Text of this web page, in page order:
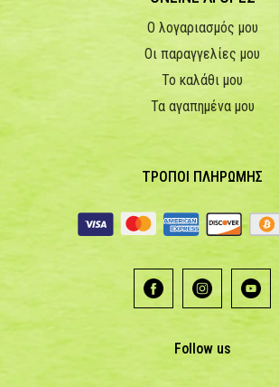
Ο λογαριασμός μου
Οι παραγγελίες μου
Το καλάθι μου
Τα αγαπημένα μου
ΤΡΟΠΟΙ ΠΛΗΡΩΜΗΣ
Follow us